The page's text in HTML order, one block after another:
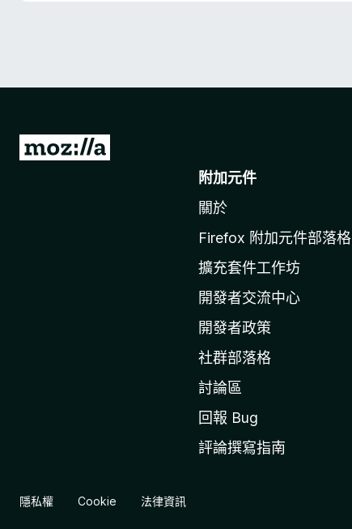
前
附加元件
關於
Firefox 附加元件部落格
擴充套件工作坊
開發者交流中心
開發者政策
社群部落格
討論區
回報 Bug
評論撰寫指南
隱私權 Cookie 法律資訊